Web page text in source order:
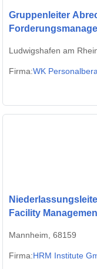
Gruppenleiter
Ludwigshafen am
Firma:WK
Facility
Mannheim, 68159
Firma:HRM Institute